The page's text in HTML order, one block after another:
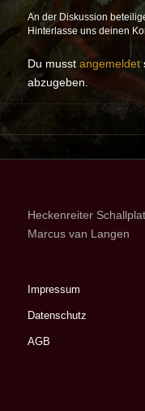
An der Diskussion
Hinterlasse uns deinen
Du musst angemeldet
abzugeben.
Heckenreiter
Marcus van Langen
Impressum
Datenschutz
AGB